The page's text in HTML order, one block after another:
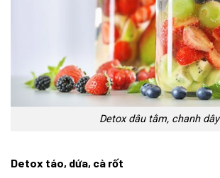
Detox dâu tằm, chanh dây
Detox táo, dứa, cà rốt